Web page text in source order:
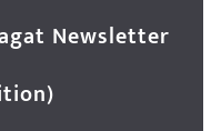
Newsletter